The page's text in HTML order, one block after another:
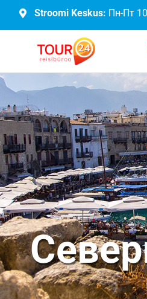
Stroomi Keskus: Пн-Пт